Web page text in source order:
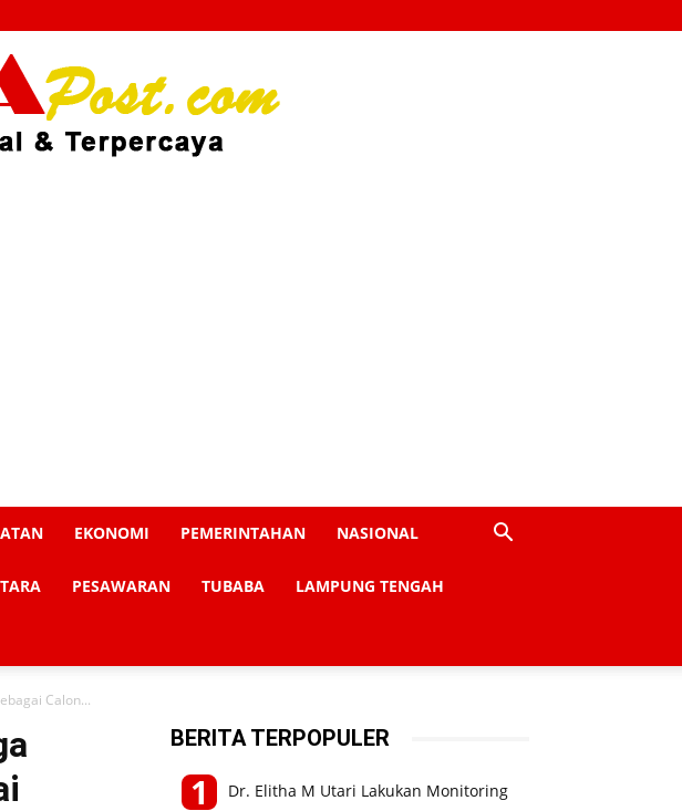
EKONOMI PEMERINTAHAN NASIONAL
PESAWARAN TUBABA LAMPUNG TENGAH
Calon...
BERITA TERPOPULER
Dr. Elitha M Utari Lakukan Monitoring